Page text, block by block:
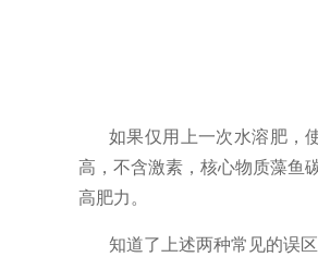
如果仅用上一次水溶肥，
高，不含激素，核心物质藻鱼
高肥力。
知道了上述两种常见的误